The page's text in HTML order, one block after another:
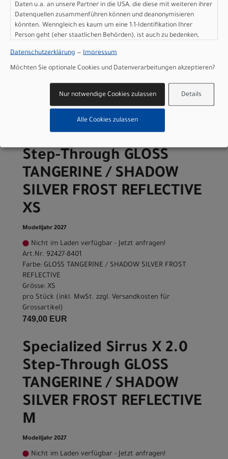
Hauptstr. 4
D-83607 Holzkirchen
+49 8024 90 288 01
Varianten
Step-Through GLOSS
TANGERINE / SHADOW
SILVER FROST REFLECTIVE
XS
Modelljahr 2027
Nicht im Laden verfügbar - Jetzt anfragen!
Art.Nr. 92427-8401
Farbe: GLOSS TANGERINE / SHADOW SILVER FROST
REFLECTIVE
Grösse: XS
pro Stück (inkl. MwSt. zzgl. Versandkosten für
Grossartikel)
749,00 EUR
Specialized Sirrus X 2.0
Step-Through GLOSS
TANGERINE / SHADOW
SILVER FROST REFLECTIVE
M
Modelljahr 2027
Nicht im Laden verfügbar - Jetzt anfragen!
Daten u.a. an unsere Partner in die USA, die diese mit weiteren ihrer
Datenquellen zusammenführen können und deanonymisieren
könnten. Wenngleich es kaum um eine 1:1-Identifikation Ihrer
Person geht (eher staatlichen Behörden), ist auch zu bedenken,
sind wie bei uns in der Europäischen Union.
Datenschutzerklärung — Impressum
Möchten Sie optionale Cookies und Datenverarbeitungen akzeptieren?
Details
Nur notwendige Cookies zulassen
Alle Cookies zulassen